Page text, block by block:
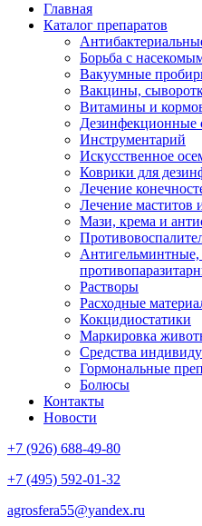
Главная
Каталог препаратов
Борьба с
Вакуумные
Вакцины,
Витамины и
Дезинфекционные
Инструментарий
Искусственное
Коврики для
Лечение
Лечение маститов
Мази, крема и
Антигельминтные,
Растворы
Расходные
Кокцидиостатики
Маркировка
Средства
Гормональные
Болюсы
Контакты
Новости
+7 (926) 688-49-80
+7 (495) 592-01-32
agrosfera55@yandex.ru